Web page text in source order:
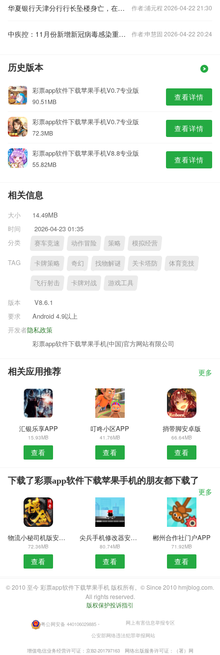
华夏银行天津分行行长坠楼身亡，在任刚满三年 作者:浦元程 2026-04-22 21:30
中疾控：11月份新增新冠病毒感染重症病例135例 作者:申慧固 2026-04-22 20:24
历史版本
彩票app软件下载苹果手机V0.7专业版
90.51MB 查看详情
彩票app软件下载苹果手机V0.7专业版
72.3MB 查看详情
彩票app软件下载苹果手机V8.8专业版
55.82MB 查看详情
相关信息
大小
14.49MB
时间
2026-04-23 01:35
分类
赛车竞速 动作冒险 策略 模拟经营
TAG 卡牌策略 奇幻 找物解谜 关卡塔防 体育竞技
飞行射击 卡牌对战 游戏工具
版本
V8.6.1
要求
Android 4.9以上
隐私政策
开发者
彩票app软件下载苹果手机(中国)官方网站有限公司
相关应用推荐 更多
汇银乐享APP
15.93MB
查看
叮咚小区APP
41.76MB
查看
捎带脚安卓版
66.64MB
查看
下载了彩票app软件下载苹果手机的朋友都下载了
更多
物流小秘司机版安卓版
72.36MB
查看
尖兵手机修改器安卓版
80.74MB
查看
郴州合作社门户APP
71.92MB
查看
© 2010 至今 彩票app软件下载苹果手机 版权所有。© Since 2010 hmjblog.com.
All rights reserved.
版权保护投诉指引
粤公网安备 440106029885・
网上有害信息举报专区
公安部网络违法犯罪举报网站
增值电信业务经营许可证：京B2-201797163
网络出版服务许可证：（署）网